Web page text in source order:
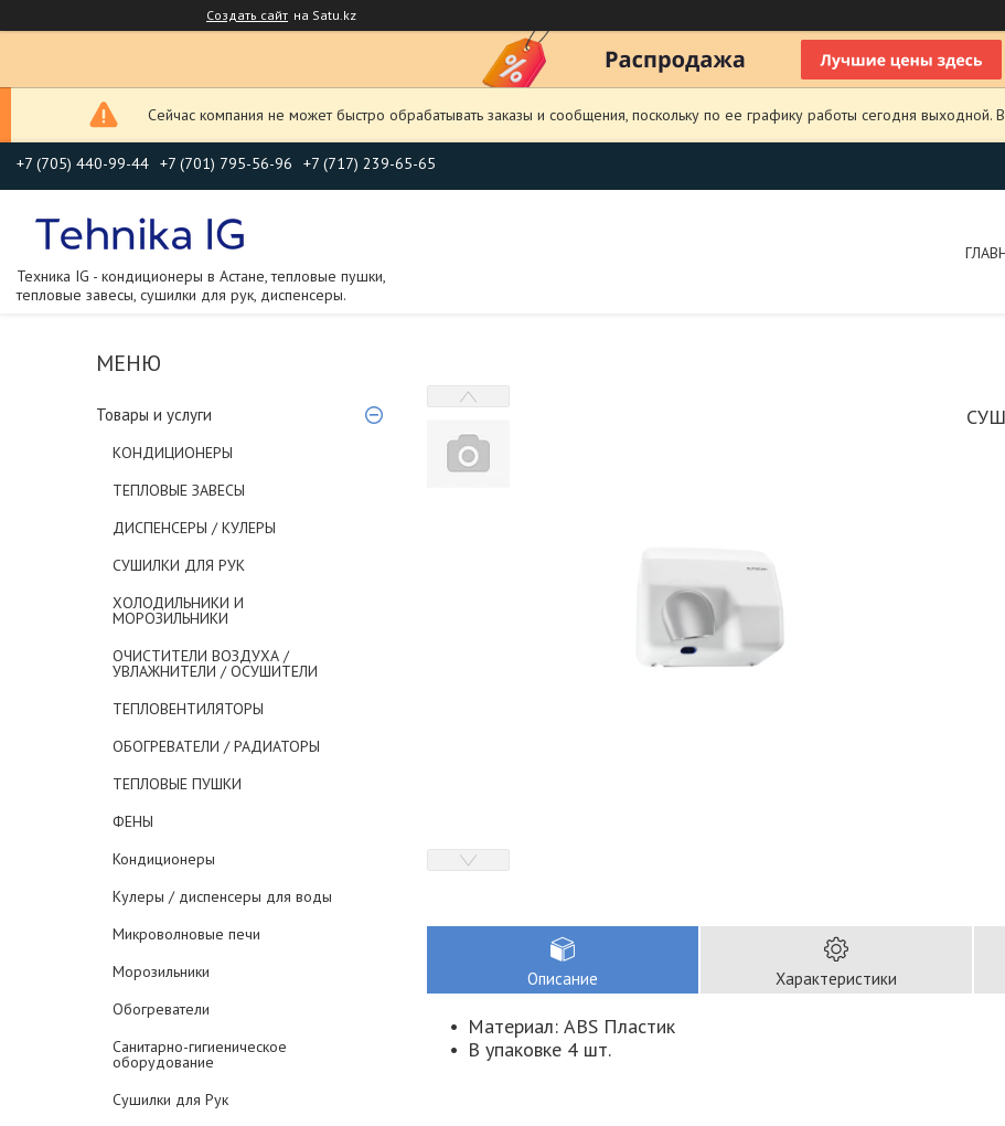
Создать сайт на Satu.kz
Сейчас компания не может быстро обрабатывать заказы и сообщения, поскольку по ее графику работы сегодня
+7 (705) 440-99-44 +7 (701) 795-56-96 +7 (717) 239-65-65
Техника IG - кондиционеры в Астане, тепловые пушки,
тепловые завесы, сушилки для рук, диспенсеры.
Товары и услуги
КОНДИЦИОНЕРЫ
ТЕПЛОВЫЕ ЗАВЕСЫ
ДИСПЕНСЕРЫ / КУЛЕРЫ
СУШИЛКИ ДЛЯ РУК
ХОЛОДИЛЬНИКИ И
МОРОЗИЛЬНИКИ
ОЧИСТИТЕЛИ ВОЗДУХА /
УВЛАЖНИТЕЛИ / ОСУШИТЕЛИ
ТЕПЛОВЕНТИЛЯТОРЫ
ОБОГРЕВАТЕЛИ / РАДИАТОРЫ
ТЕПЛОВЫЕ ПУШКИ
ФЕНЫ
Кондиционеры
Кулеры / диспенсеры для воды
Микроволновые печи
Морозильники
Обогреватели
Санитарно-гигиеническое
оборудование
Сушилки для Рук
Описание Характеристики
Материал: ABS Пластик
В упаковке 4 шт.